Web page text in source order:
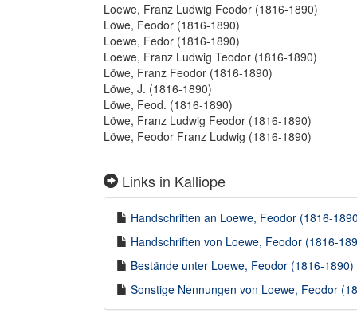
Loewe, Franz Ludwig Feodor (1816-1890)
Löwe, Feodor (1816-1890)
Loewe, Fedor (1816-1890)
Loewe, Franz Ludwig Teodor (1816-1890)
Löwe, Franz Feodor (1816-1890)
Löwe, J. (1816-1890)
Löwe, Feod. (1816-1890)
Löwe, Franz Ludwig Feodor (1816-1890)
Löwe, Feodor Franz Ludwig (1816-1890)
Links in Kalliope
Handschriften an Loewe, Feodor (1816-
Handschriften von Loewe, Feodor (1816-
Bestände unter Loewe, Feodor (1816-
Sonstige Nennungen von Loewe, Feodor